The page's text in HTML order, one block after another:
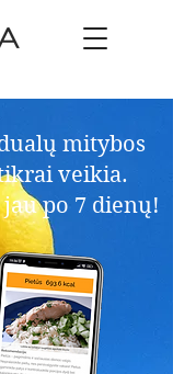
mitybos
veikia.​
po 7 dienų!